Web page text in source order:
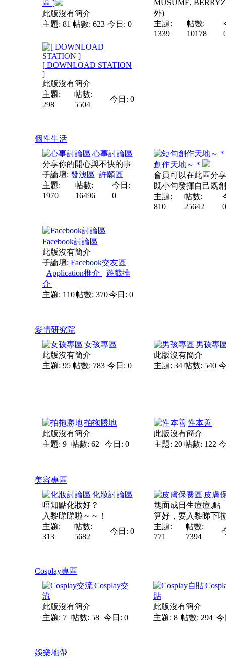
區 ]
此版沒有簡介
主題: 81 帖數: 623 今日: 0
MUSUME,
外)
主題:
1339
帖數:
10178
[ DOWNLOAD STATION
]
此版沒有簡介
主題:
298
帖數:
5504
今日: 0
個性生活
心事討論區
分享你的開心與不快的事
子論壇: 發洩區 許願區
主題:
1970
帖數:
16496
今日:
0
創作天地～＊
會員可以在此區分
既小句發揮自己既
主題:
810
帖數:
25642
0
Facebook討論區
此版沒有簡介
子論壇: Facebook交友區
Application推介
遊戲推
介
主題: 110帖數: 370今日: 0
愛情研究院
女孩專區
此版沒有簡介
主題: 95 帖數: 783 今日: 0
男孩專
此版沒有簡介
主題: 34 帖數: 540
拍拖勝地
此版沒有簡介
主題: 9 帖數: 62 今日: 0
性本善
此版沒有簡介
主題: 20 帖數: 122
美容專區
化妝討論區
唔知點化妝好？
入黎睇睇啦～～！
主題:
313
帖數:
5682
今日: 0
皮膚
塊面成日生痘痘,點
算好，要入黎睇下
主題:
771
帖數:
7394
Cosplay專區
Cosplay交
流
此版沒有簡介
主題: 7 帖數: 58 今日: 0
貼
此版沒有簡介
主題: 8 帖數: 294 今
娛樂地帶